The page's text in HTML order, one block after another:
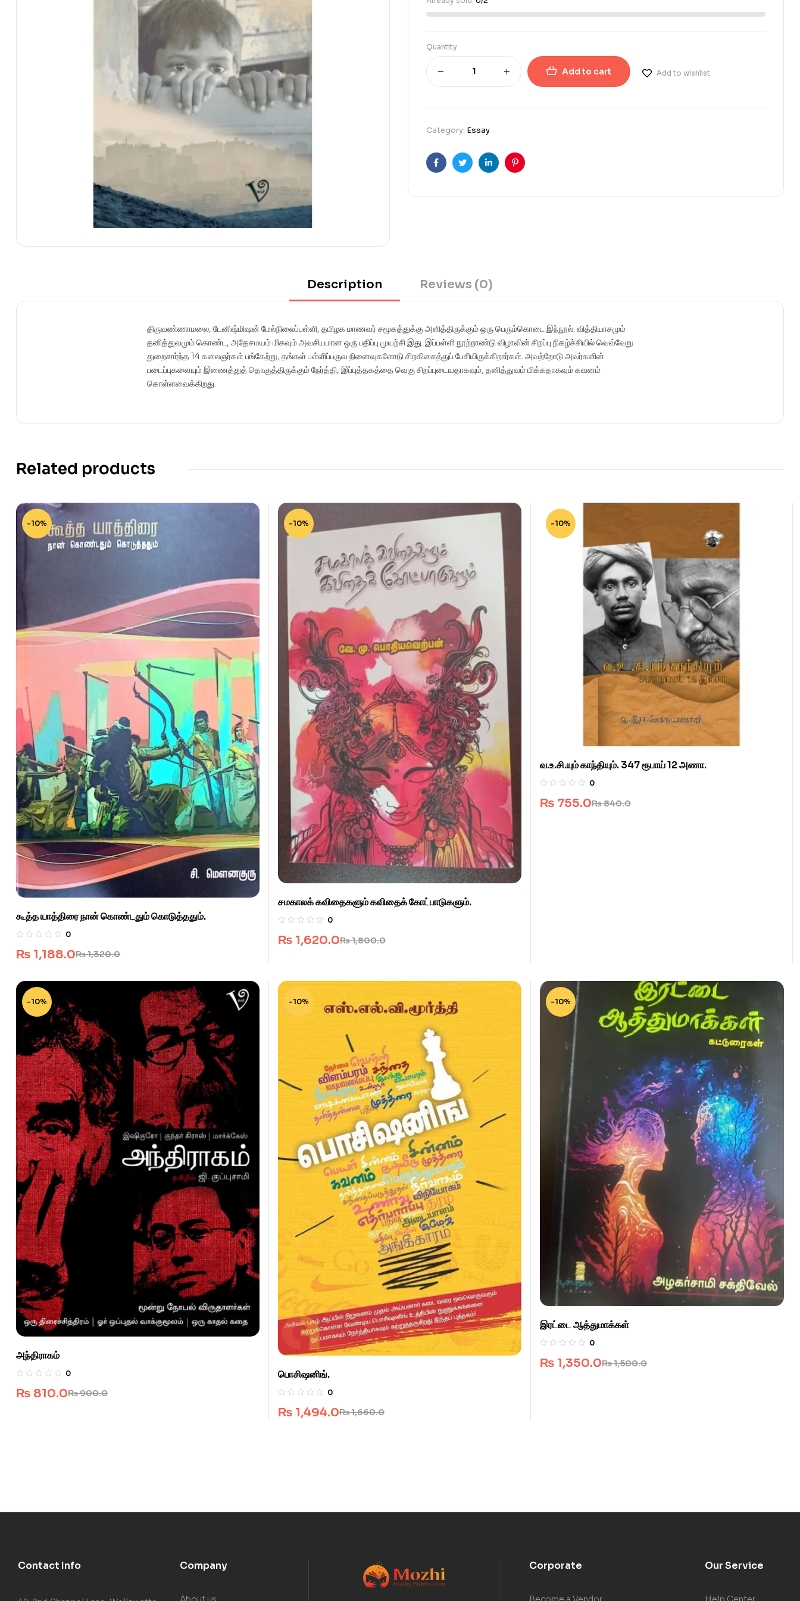
Quantity
Add to cart Add to wishlist
Category: Essay
FacebookTwitterLinkedinPinterest
Description Reviews (0)
திருவண்ணாமலை, டேனிஷ்மிஷன் மேல்நிலைப்பள்ளி, தமிழக மாணவர் சமூகத்துக்கு அளித்திருக்கும் ஒரு பெரும்கொடை இந்நூல். வித்தியாசமும்
தனித்துவமும் கொண்ட, அதேசமயம் மிகவும் அவசியமான ஒரு பதிப்பு முயற்சி இது. இப்பள்ளி நூற்றாண்டு விழாவின் சிறப்பு நிகழ்ச்சியில் வெவ்வேறு
துறைசார்ந்த 14 கலைஞர்கள் பங்கேற்று, தங்கள் பள்ளிப்பருவ நினைவுகளோடு சிறகிசைத்துப் பேசியிருக்கிறார்கள். அவற்றோடு அவர்களின்
படைப்புகளையும் இணைத்துத் தொகுத்திருக்கும் நேர்த்தி, இப்புத்தகத்தை வெகு சிறப்புடையதாகவும், தனித்துவம் மிக்கதாகவும் கவனம்
கொள்ளவைக்கிறது.
Related products
-10%
கூத்த யாத்திரை நான் கொண்டதும் கொடுத்ததும்.
0
₨1,320.0
₨ 1,188.0
-10%
சமகாலக் கவிதைகளும் கவிதைக் கோட்பாடுகளும்.
0
₨1,800.0
₨ 1,620.0
-10%
வ.உ.சி.யும் காந்தியும். 347 ரூபாய் 12 அணா.
0
₨840.0
₨ 755.0
-10%
அந்திராகம்
0
₨900.0
₨ 810.0
-10%
பொசிஷனிங்.
0
₨1,660.0
₨ 1,494.0
-10%
இரட்டை ஆத்துமாக்கள்
0
₨1,500.0
₨ 1,350.0
Contact Info Company Corporate Our Service